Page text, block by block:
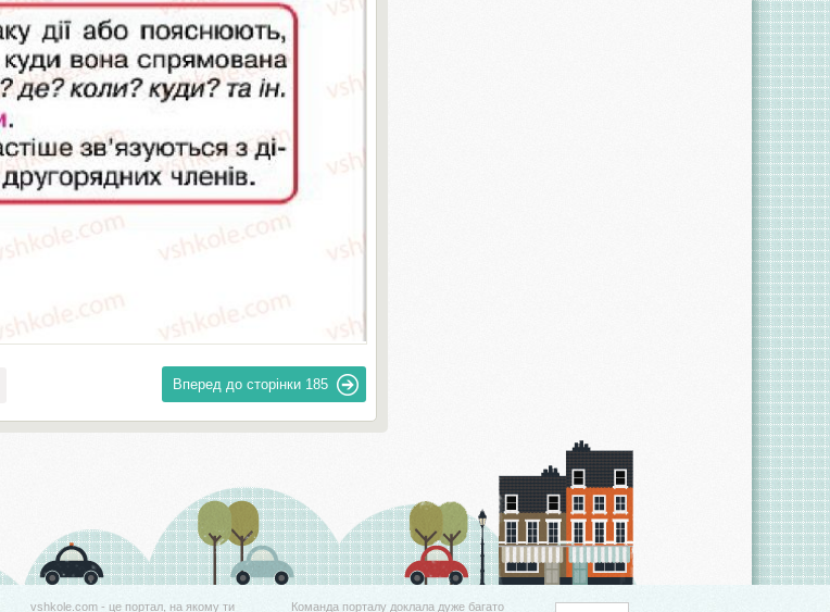
Вперед до сторінки 185
vshkole.com - це портал, на якому ти Команда порталу доклала дуже багато